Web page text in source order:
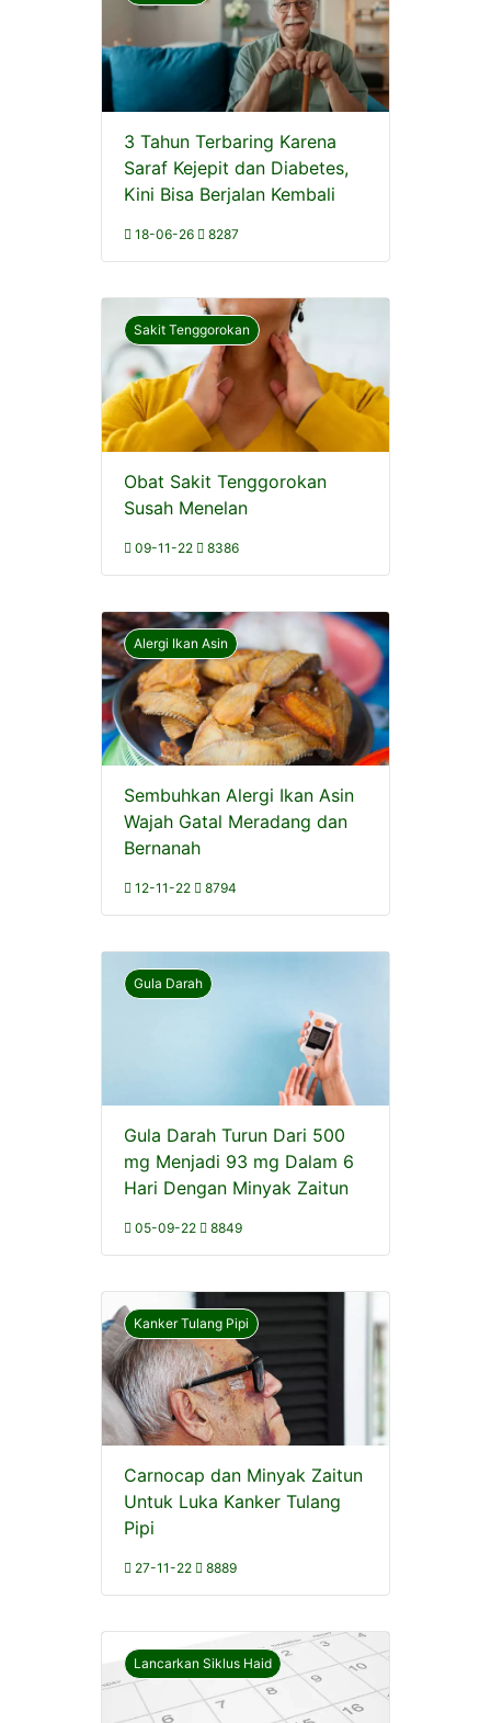
3 Tahun Terbaring Karena
Saraf Kejepit dan Diabetes,
Kini Bisa Berjalan Kembali
18-06-26 8287
Sakit Tenggorokan
Obat Sakit Tenggorokan
Susah Menelan
09-11-22 8386
Alergi Ikan Asin
Sembuhkan Alergi Ikan Asin
Wajah Gatal Meradang dan
Bernanah
12-11-22 8794
Gula Darah
Gula Darah Turun Dari 500
mg Menjadi 93 mg Dalam 6
Hari Dengan Minyak Zaitun
05-09-22 8849
Kanker Tulang Pipi
Carnocap dan Minyak Zaitun
Untuk Luka Kanker Tulang
Pipi
27-11-22 8889
Lancarkan Siklus Haid